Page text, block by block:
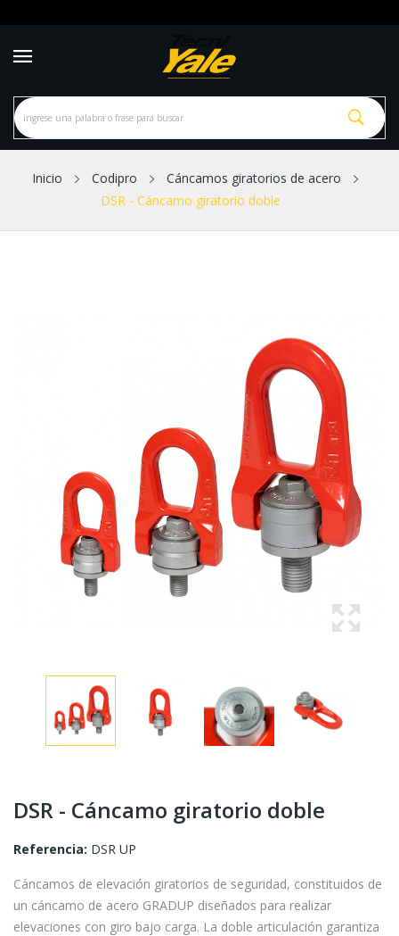
Inicio Codipro
Cáncamos giratorios de acero
DSR - Cáncamo giratorio doble
DSR - Cáncamo giratorio doble
Referencia: DSR UP
Cáncamos de elevación giratorios de seguridad, constituidos de
un cáncamo de acero GRADUP diseñados para realizar
elevaciones con giro bajo carga. La doble articulación garantiza